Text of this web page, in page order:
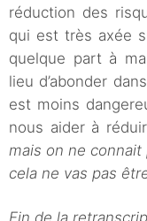
réduction des
qui est très axée
quelque part à
lieu d’abonder
est moins
nous aider à
mais on ne
cela ne vas pas